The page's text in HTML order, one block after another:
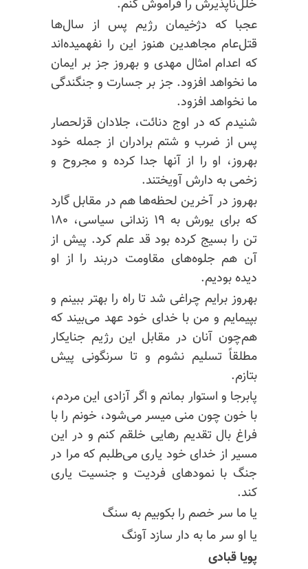
خلل‌ناپذیرش را فراموش کنم.
عجبا که دژخیمان رژیم پس از سال‌ها
قتل‌عام مجاهدین هنوز این را نفهمیده‌اند
که اعدام امثال مهدی و بهروز جز بر ایمان
ما نخواهد افزود. جز بر جسارت و جنگندگی
ما نخواهد افزود.
شنیدم که در اوج دنائت، جلادان قزلحصار
پس از ضرب و شتم برادران از جمله خود
بهروز، او را از آنها جدا کرده و مجروح و
زخمی به دارش آویختند.
بهروز در آخرین لحظه‌ها هم در مقابل گارد
که برای یورش به ۱۹ زندانی سیاسی، ۱۸۰
تن را بسیج کرده بود قد علم کرد. پیش از
آن هم جلوه‌های مقاومت دربند را از او
دیده بودیم.
بهروز برایم چراغی شد تا راه را بهتر ببینم و
بپیمایم و من با خدای خود عهد می‌بیند که
هم‌چون آنان در مقابل این رژیم جنایکار
مطلقاً تسلیم نشوم و تا سرنگونی پیش
بتازم.
پابرجا و استوار بمانم و اگر آزادی این مردم،
با خون چون منی میسر می‌شود، خونم را با
فراغ بال تقدیم رهایی خلقم کنم و در این
مسیر از خدای خود یاری می‌طلبم که مرا در
جنگ با نمودهای فردیت و جنسیت یاری
کند.
یا ما سر خصم را بکوبیم به سنگ
یا او سر ما به دار سازد آونگ
پویا قبادی